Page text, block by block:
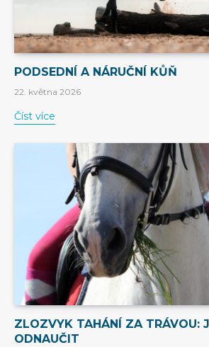
PODSEDNÍ A NÁRUČNÍ KŮŇ
22. května 2026
Číst více
ZLOZVYK TAHÁNÍ ZA TRÁVOU:
ODNAUČIT